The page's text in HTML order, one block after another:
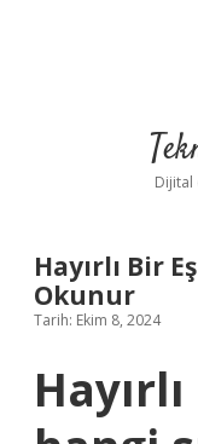
Dijital
Hayırlı Bir
Okunur
Tarih: Ekim 8, 2024